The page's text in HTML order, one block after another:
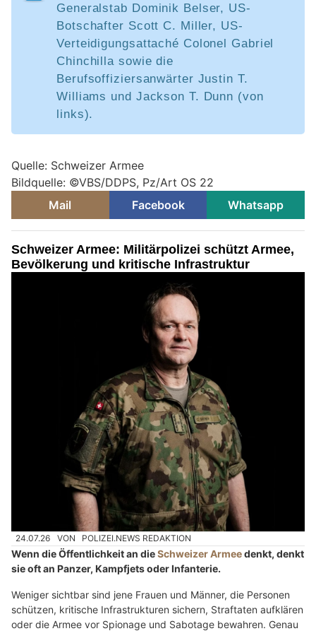
Generalstab Dominik Belser, US-
Botschafter Scott C. Miller, US-
Verteidigungsattaché Colonel Gabriel
Chinchilla sowie die
Berufsoffiziersanwärter Justin T.
Williams und Jackson T. Dunn (von
links).
Quelle: Schweizer Armee
Bildquelle: ©VBS/DDPS, Pz/Art OS 22
Mail
Facebook Whatsapp
Schweizer Armee: Militärpolizei schützt Armee,
Bevölkerung und kritische Infrastruktur
24.07.26 VON POLIZEI.NEWS REDAKTION
Wenn die Öffentlichkeit an dieSchweizer Armeedenkt, denkt
sie oft an Panzer, Kampfjets oder Infanterie.
Weniger sichtbar sind jene Frauen und Männer, die Personen
schützen, kritische Infrastrukturen sichern, Straftaten aufklären
oder die Armee vor Spionage und Sabotage bewahren. Genau